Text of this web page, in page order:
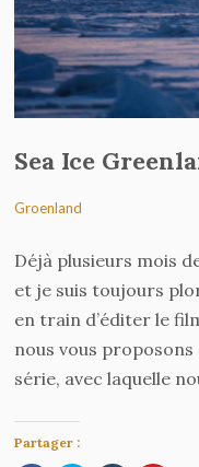
Sea Ice
Groenland
Déjà plusieurs mois
et je suis toujours
en train d’éditer le
nous vous
série, avec laquelle
Partager :